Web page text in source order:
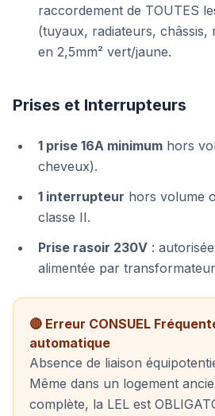
raccordement de TOUTES
(tuyaux, radiateurs, châssis,
en 2,5mm² vert/jaune.
Prises et Interrupteurs
1 prise 16A minimum hors
cheveux).
1 interrupteur hors volume
classe II.
Prise rasoir 230V :
alimentée par
🔴 Erreur CONSUEL
automatique
Absence de liaison
Même dans un logement
complète, la LEL est